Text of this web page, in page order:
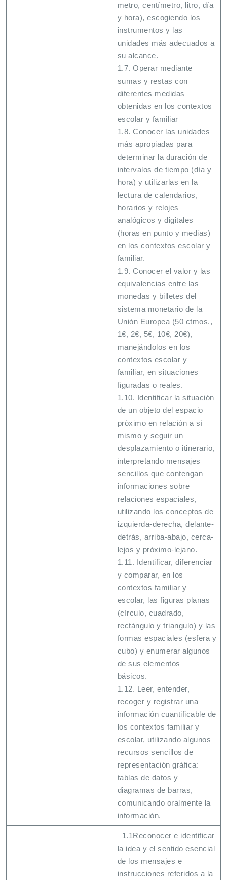
metro, centímetro, litro, día
y hora), escogiendo los
instrumentos y las
unidades más adecuados a
su alcance.
1.7. Operar mediante
sumas y restas con
diferentes medidas
obtenidas en los contextos
escolar y familiar
1.8. Conocer las unidades
más apropiadas para
determinar la duración de
intervalos de tiempo (día y
hora) y utilizarlas en la
lectura de calendarios,
horarios y relojes
analógicos y digitales
(horas en punto y medias)
en los contextos escolar y
familiar.
1.9. Conocer el valor y las
equivalencias entre las
monedas y billetes del
sistema monetario de la
Unión Europea (50 ctmos.,
1€, 2€, 5€, 10€, 20€),
manejándolos en los
contextos escolar y
familiar, en situaciones
figuradas o reales.
1.10. Identificar la situación
de un objeto del espacio
próximo en relación a sí
mismo y seguir un
desplazamiento o itinerario,
interpretando mensajes
sencillos que contengan
informaciones sobre
relaciones espaciales,
utilizando los conceptos de
izquierda-derecha, delante-
detrás, arriba-abajo, cerca-
lejos y próximo-lejano.
1.11. Identificar, diferenciar
y comparar, en los
contextos familiar y
escolar, las figuras planas
(círculo, cuadrado,
rectángulo y triangulo) y las
formas espaciales (esfera y
cubo) y enumerar algunos
de sus elementos
básicos.
1.12. Leer, entender,
recoger y registrar una
información cuantificable de
los contextos familiar y
escolar, utilizando algunos
recursos sencillos de
representación gráfica:
tablas de datos y
diagramas de barras,
comunicando oralmente la
información.
1.1Reconocer e identificar
la idea y el sentido esencial
de los mensajes e
instrucciones referidos a la